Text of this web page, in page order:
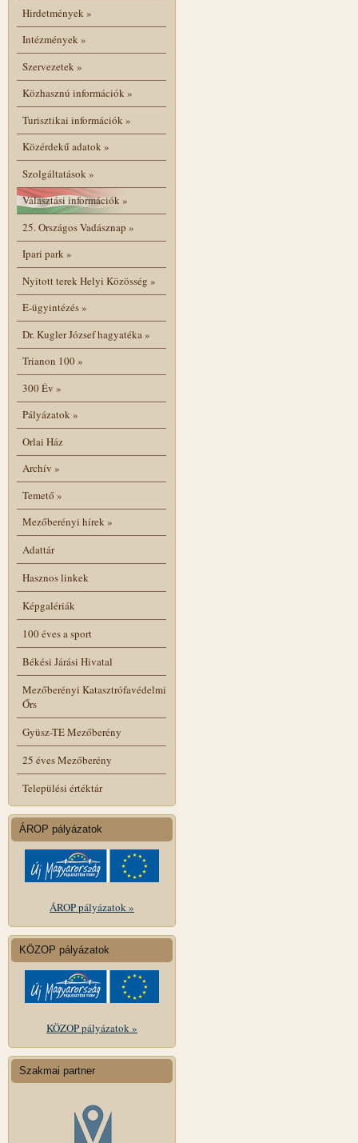
Hirdetmények»
Intézmények»
Szervezetek»
Közhasznú információk»
Turisztikai információk»
Közérdekű adatok»
Szolgáltatások»
Választási információk»
25. Országos Vadásznap »
Ipari park»
Nyitott terek Helyi Közösség »
E-ügyintézés»
Dr. Kugler József hagyatéka»
Trianon 100»
300 Év »
Pályázatok»
Orlai Ház
Archív »
Temető»
Mezőberényi hírek»
Adattár
Hasznos linkek
Képgalériák
100 éves a sport
Békési Járási Hivatal
Mezőberényi Katasztrófavédelmi
Őrs
Gyüsz-TE Mezőberény
25 éves Mezőberény
Települési értéktár
ÁROP pályázatok
ÁROP pályázatok »
KÖZOP pályázatok
KÖZOP pályázatok »
Szakmai partner